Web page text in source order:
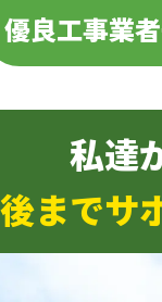
優良工事業
私達
までサ